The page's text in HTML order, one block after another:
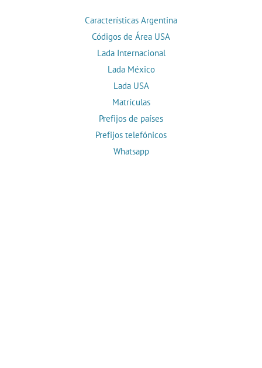
Características Argentina
Códigos de Área USA
Lada Internacional
Lada México
Lada USA
Matrículas
Prefijos de países
Prefijos telefónicos
Whatsapp